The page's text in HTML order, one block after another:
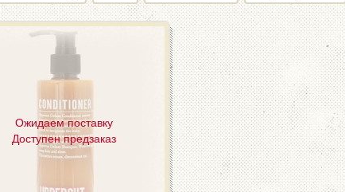
Ожидаем поставку
Доступен предзаказ